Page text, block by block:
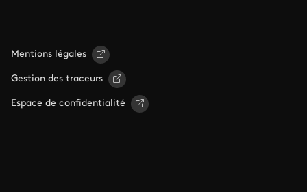
Mentions légales
Gestion des traceurs
Espace de confidentialité